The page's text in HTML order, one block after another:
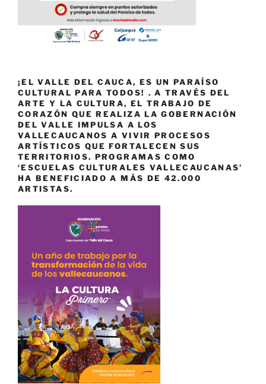
¡EL VALLE DEL CAUCA, ES UN PARAÍSO
CULTURAL PARA TODOS! . A TRAVÉS DEL
ARTE Y LA CULTURA, EL TRABAJO DE
CORAZÓN QUE REALIZA LA GOBERNACIÓN
DEL VALLE IMPULSA A LOS
VALLECAUCANOS A VIVIR PROCESOS
ARTÍSTICOS QUE FORTALECEN SUS
TERRITORIOS. PROGRAMAS COMO
‘ESCUELAS CULTURALES VALLECAUCANAS’
HA BENEFICIADO A MÁS DE 42.000
ARTISTAS.